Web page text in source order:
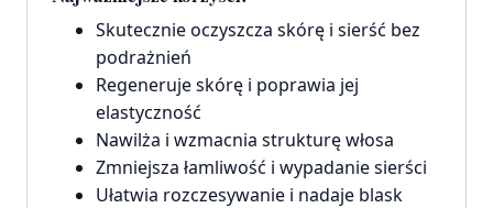
Skutecznie oczyszcza skórę i sierść bez
podrażnień
Regeneruje skórę i poprawia jej
elastyczność
Nawilża i wzmacnia strukturę włosa
Zmniejsza łamliwość i wypadanie sierści
Ułatwia rozczesywanie i nadaje blask